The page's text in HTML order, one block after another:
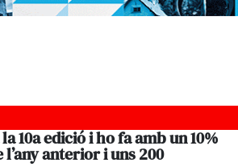
10a edició i ho fa amb un 10%
anterior i uns 200